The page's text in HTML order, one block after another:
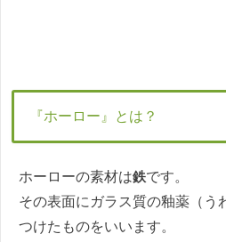
『ホーロー』とは？
ホーローの素材は鉄です。
その表面にガラス質の釉薬（う
つけたものをいいます。